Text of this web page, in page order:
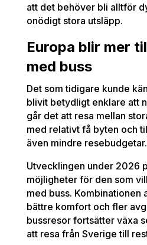
att det behöver bli alltför
onödigt stora utsläpp.
Europa blir mer
med buss
Det som tidigare kunde
blivit betydligt enklare att
går det att resa mellan
med relativt få byten och
även mindre resebudgetar.
Utvecklingen under 2026
möjligheter för den som
med buss. Kombinationen
bättre komfort och fler
bussresor fortsätter växa
att resa från Sverige till